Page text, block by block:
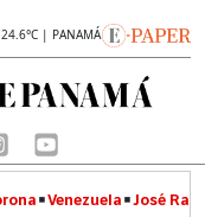
| PANAMÁ
Venezuela José